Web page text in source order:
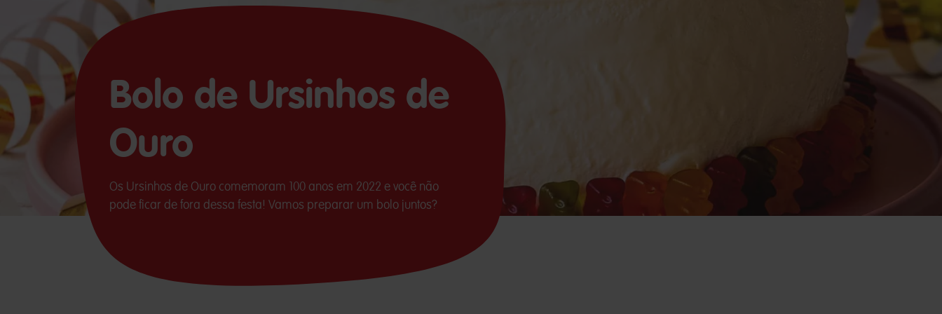
Bolo de Ursinhos de
Ouro
Os Ursinhos de Ouro comemoram 100 anos em 2022 e você não
pode ficar de fora dessa festa! Vamos preparar um bolo juntos?